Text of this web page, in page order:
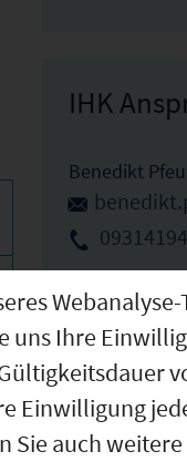
IHK
Benedikt
Elka Ivanova
uns Ihre
Einwilligung
Sie auch